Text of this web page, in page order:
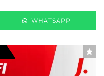
WHATSAPP